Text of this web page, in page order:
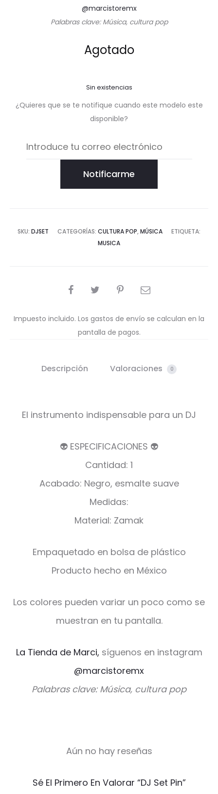
@marcistoremx
Palabras clave: Música, cultura pop
Agotado
Sin existencias
¿Quieres que se te notifique cuando este modelo este
disponible?
Notificarme
SKU: DJSET CATEGORÍAS: CULTURA POP, MÚSICA
ETIQUETA:
MUSICA
COMPARTIR
Impuesto incluido. Los gastos de envío se calculan en la
pantalla de pagos.
Descripción Valoraciones 0
El instrumento indispensable para un DJ
👽 ESPECIFICACIONES 👽
Cantidad: 1
Acabado: Negro, esmalte suave
Medidas:
Material: Zamak
Empaquetado en bolsa de plástico
Producto hecho en México
Los colores pueden variar un poco como se
muestran en tu pantalla.
La Tienda de Marci, síguenos en instagram
@marcistoremx
Palabras clave: Música, cultura pop
Aún no hay reseñas
Sé El Primero En Valorar “DJ Set Pin”